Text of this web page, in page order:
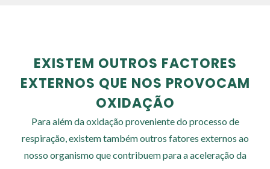
EXISTEM OUTROS FACTORES
EXTERNOS QUE NOS PROVOCAM
OXIDAÇÃO
Para além da oxidação proveniente do processo de
respiração, existem também outros fatores externos ao
nosso organismo que contribuem para a aceleração da